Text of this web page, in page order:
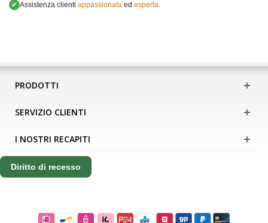
✔ Assistenza clienti appassionata ed esperta
PRODOTTI
SERVIZIO CLIENTI
I NOSTRI RECAPITI
Diritto di recesso